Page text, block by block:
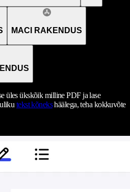
MACI RAKENDUS
üles ükskõik milline PDF ja lase
tekst kõnekshäälega, teha kokkuvõte